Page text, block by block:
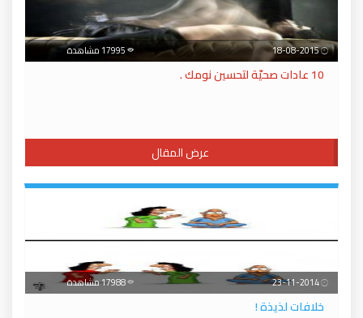
18-08-2015
10 عادات صحيّة لتحسين نومك .
عرض المقال
خلافات لذيذة !